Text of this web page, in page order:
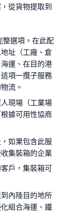
從貨物提取到
整選項。在此配
址（工廠、倉
運、在目的港
項一攬子服務
流。
現場（工業場
據可用性協商
如果包含此服
集裝箱的企業
戶，集裝箱可
內陸目的地所
組合海運、鐵